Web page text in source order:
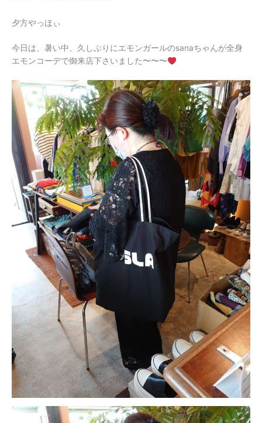
夕方やっほぃ
今日は、暑い中、久しぶりにエモンガールのsanaちゃんが全身
エモンコーデで御来店下さいました〜〜〜